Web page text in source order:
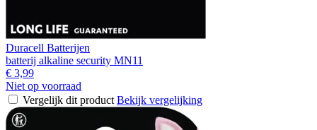
Duracell Batterijen
batterij alkaline security MN11
€ 3,99
Niet op voorraad
Vergelijk dit product Bekijk vergelijking